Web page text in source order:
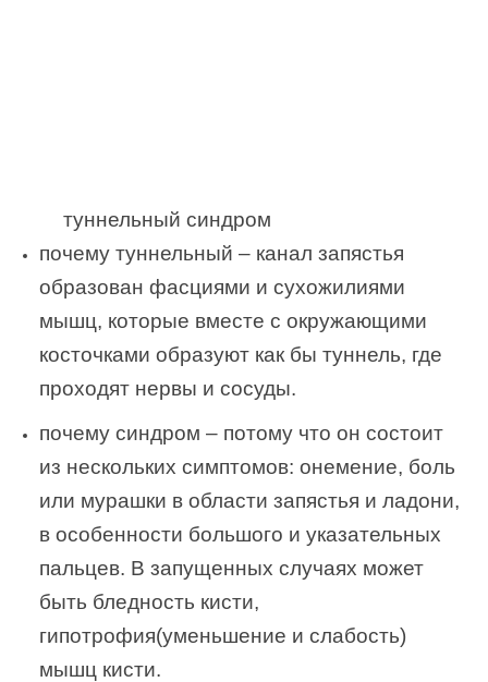
туннельный синдром
почему туннельный – канал запястья
образован фасциями и сухожилиями
мышц, которые вместе с окружающими
косточками образуют как бы туннель, где
проходят нервы и сосуды.
почему синдром – потому что он состоит
из нескольких симптомов: онемение, боль
или мурашки в области запястья и ладони,
в особенности большого и указательных
пальцев. В запущенных случаях может
быть бледность кисти,
гипотрофия(уменьшение и слабость)
мышц кисти.